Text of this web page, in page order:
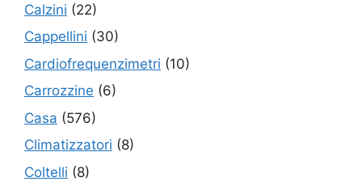
Calzini (22)
Cappellini (30)
Cardiofrequenzimetri (10)
Carrozzine (6)
Casa (576)
Climatizzatori (8)
Coltelli (8)